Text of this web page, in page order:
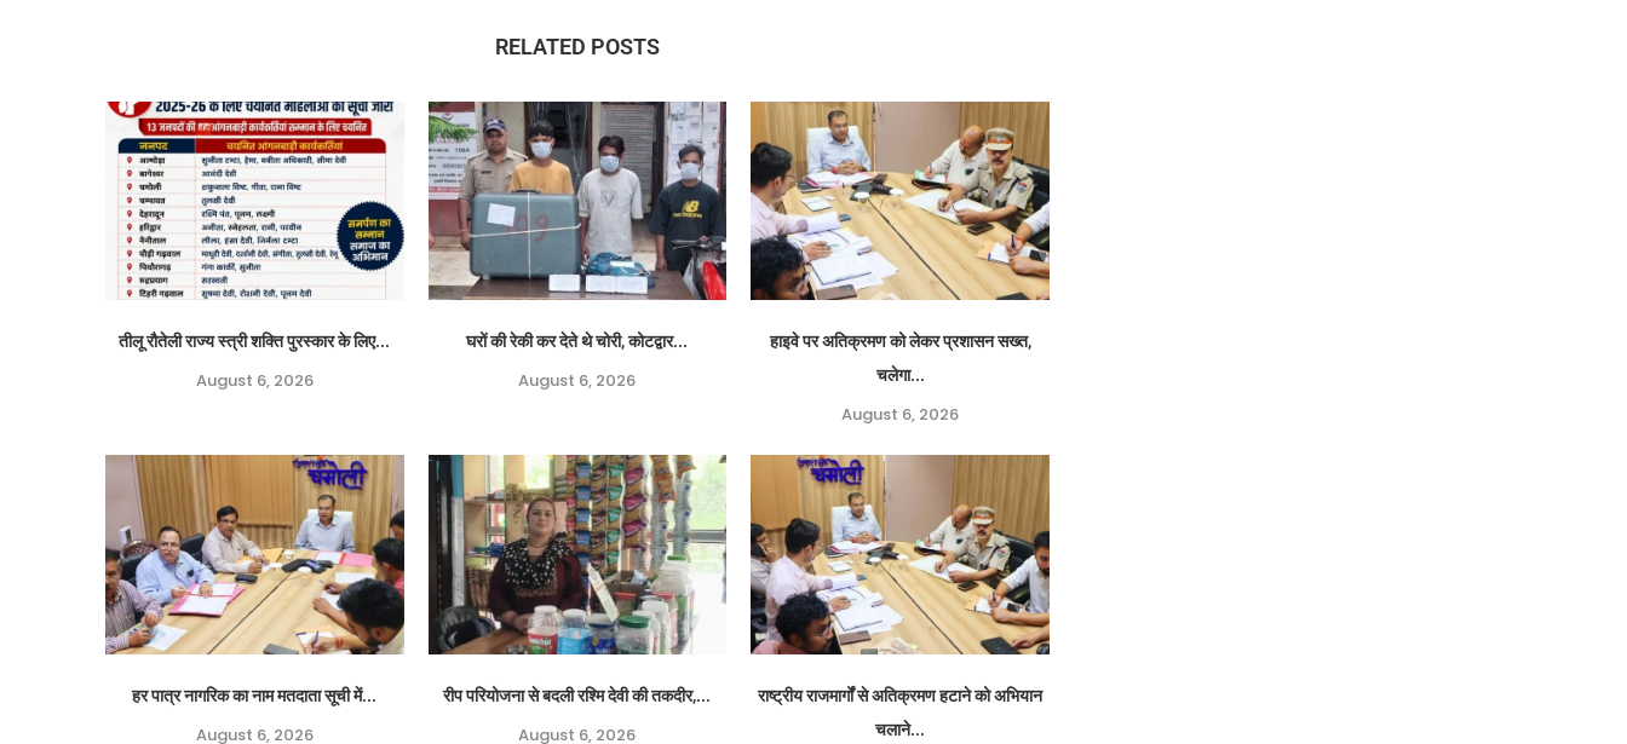
RELATED POSTS
तीलू रौतेली राज्य स्त्री शक्ति पुरस्कार के लिए...
August 6, 2026
घरों की रेकी कर देते थे चोरी, कोटद्वार...
August 6, 2026
हाइवे पर अतिक्रमण को लेकर प्रशासन सख्त,
चलेगा...
August 6, 2026
हर पात्र नागरिक का नाम मतदाता सूची में...
August 6, 2026
रीप परियोजना से बदली रश्मि देवी की तकदीर,...
August 6, 2026
राष्ट्रीय राजमार्गों से अतिक्रमण हटाने को अभियान
चलाने...